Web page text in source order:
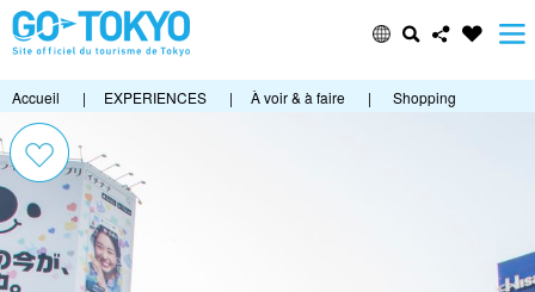
Accueil | EXPERIENCES | À voir & à faire | Shopping